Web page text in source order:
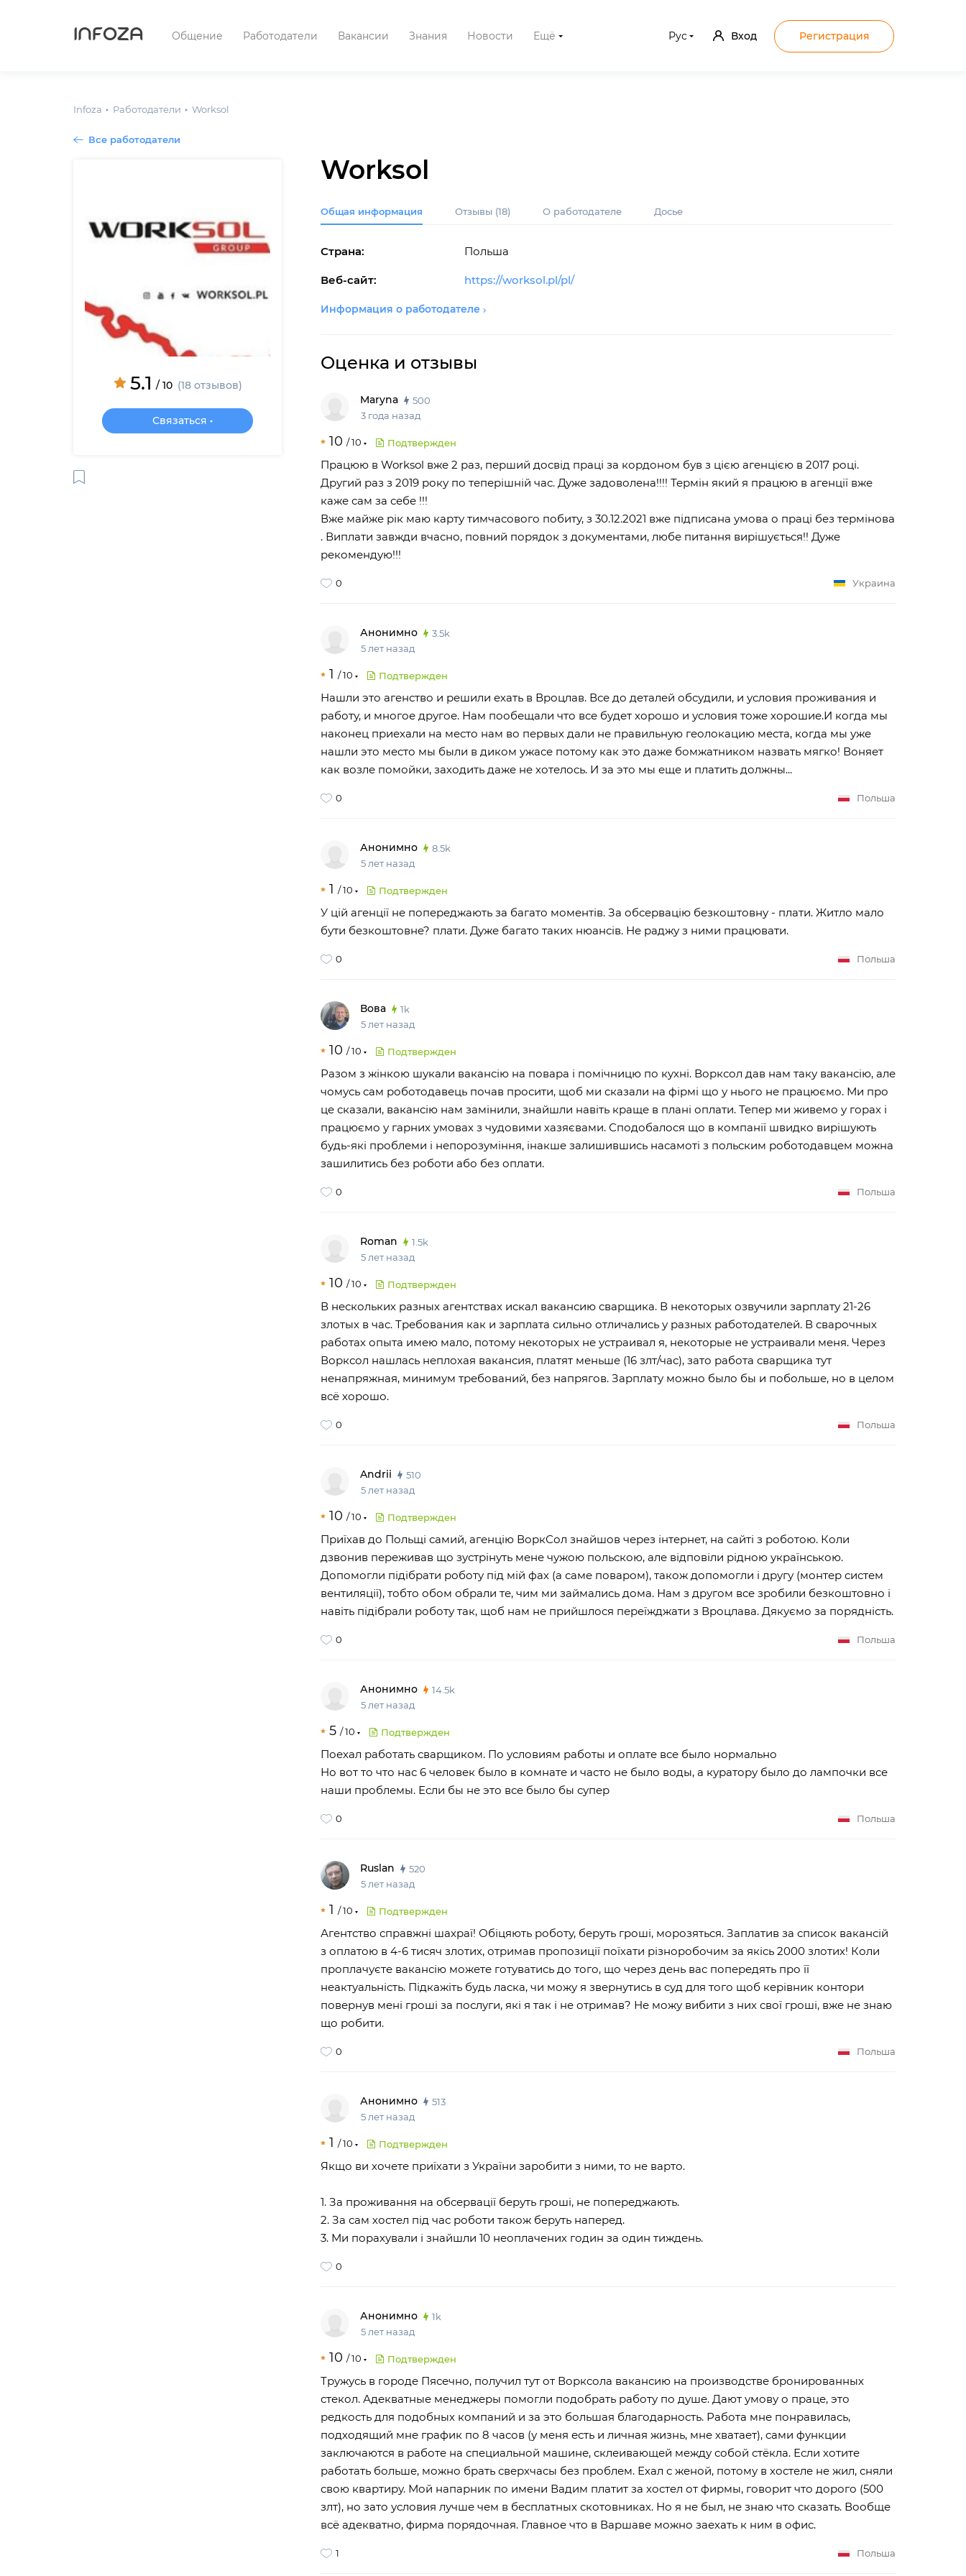
INFOZA Общение Работодатели Вакансии Знания Новости Ещё Рус Вход Регистрация
Infoza Работодатели Worksol
Все работодатели
5.1 / 10 (18 отзывов)
Связаться
Worksol
Общая информация Отзывы (18) О работодателе Досье
Страна: Польша
Веб-сайт: https://worksol.pl/pl/
Информация о работодателе
Оценка и отзывы
Maryna
500
3 года назад
10 /10 Подтвержден
Працюю в Worksol вже 2 раз, перший досвід праці за кордоном був з цією агенцією в 2017 році.
Другий раз з 2019 року по теперішній час. Дуже задоволена!!!! Термін який я працюю в агенції вже
каже сам за себе !!!
Вже майже рік маю карту тимчасового побиту, з 30.12.2021 вже підписана умова о праці без термінова
. Виплати завжди вчасно, повний порядок з документами, любе питання вирішується!! Дуже
рекомендую!!!
0 Украина
Анонимно
3.5k
5 лет назад
1 /10 Подтвержден
Нашли это агенство и решили ехать в Вроцлав. Все до деталей обсудили, и условия проживания и
работу, и многое другое. Нам пообещали что все будет хорошо и условия тоже хорошие.И когда мы
наконец приехали на место нам во первых дали не правильную геолокацию места, когда мы уже
нашли это место мы были в диком ужасе потому как это даже бомжатником назвать мягко! Воняет
как возле помойки, заходить даже не хотелось. И за это мы еще и платить должны...
0 Польша
Анонимно
8.5k
5 лет назад
1 /10 Подтвержден
У цій агенції не попереджають за багато моментів. За обсервацію безкоштовну - плати. Житло мало
бути безкоштовне? плати. Дуже багато таких нюансів. Не раджу з ними працювати.
0 Польша
Вова
1k
5 лет назад
10 /10 Подтвержден
Разом з жінкою шукали вакансію на повара і помічницю по кухні. Ворксол дав нам таку вакансію, але
чомусь сам роботодавець почав просити, щоб ми сказали на фірмі що у нього не працюємо. Ми про
це сказали, вакансію нам замінили, знайшли навіть краще в плані оплати. Тепер ми живемо у горах і
працюємо у гарних умовах з чудовими хазяєвами. Сподобалося що в компанії швидко вирішують
будь-які проблеми і непорозуміння, інакше залишившись насамоті з польским роботодавцем можна
зашилитись без роботи або без оплати.
0 Польша
Roman
1.5k
5 лет назад
10 /10 Подтвержден
В нескольких разных агентствах искал вакансию сварщика. В некоторых озвучили зарплату 21-26
злотых в час. Требования как и зарплата сильно отличались у разных работодателей. В сварочных
работах опыта имею мало, потому некоторых не устраивал я, некоторые не устраивали меня. Через
Ворксол нашлась неплохая вакансия, платят меньше (16 злт/час), зато работа сварщика тут
ненапряжная, минимум требований, без напрягов. Зарплату можно было бы и побольше, но в целом
всё хорошо.
0 Польша
Andrii
510
5 лет назад
10 /10 Подтвержден
Приїхав до Польщі самий, агенцію ВоркСол знайшов через інтернет, на сайті з роботою. Коли
дзвонив переживав що зустрінуть мене чужою польскою, але відповіли рідною українською.
Допомогли підібрати роботу під мій фах (а саме поваром), також допомогли і другу (монтер систем
вентиляції), тобто обом обрали те, чим ми займались дома. Нам з другом все зробили безкоштовно і
навіть підібрали роботу так, щоб нам не прийшлося переїжджати з Вроцлава. Дякуємо за порядність.
0 Польша
Анонимно
14.5k
5 лет назад
5 /10 Подтвержден
Поехал работать сварщиком. По условиям работы и оплате все было нормально
Но вот то что нас 6 человек было в комнате и часто не было воды, а куратору было до лампочки все
наши проблемы. Если бы не это все было бы супер
0 Польша
Ruslan
520
5 лет назад
1 /10 Подтвержден
Агентство справжні шахраї! Обіцяють роботу, беруть гроші, морозяться. Заплатив за список вакансій
з оплатою в 4-6 тисяч злотих, отримав пропозиції поїхати різноробочим за якісь 2000 злотих! Коли
проплачуєте вакансію можете готуватись до того, що через день вас попередять про її
неактуальність. Підкажіть будь ласка, чи можу я звернутись в суд для того щоб керівник контори
повернув мені гроші за послуги, які я так і не отримав? Не можу вибити з них свої гроші, вже не знаю
що робити.
0 Польша
Анонимно
513
5 лет назад
1 /10 Подтвержден
Якщо ви хочете приїхати з України заробити з ними, то не варто.
1. За проживання на обсервації беруть гроші, не попереджають.
2. За сам хостел під час роботи також беруть наперед.
3. Ми порахували і знайшли 10 неоплачених годин за один тиждень.
0
Анонимно
1k
5 лет назад
10 /10 Подтвержден
Тружусь в городе Пясечно, получил тут от Ворксола вакансию на производстве бронированных
стекол. Адекватные менеджеры помогли подобрать работу по душе. Дают умову о праце, это
редкость для подобных компаний и за это большая благодарность. Работа мне понравилась,
подходящий мне график по 8 часов (у меня есть и личная жизнь, мне хватает), сами функции
заключаются в работе на специальной машине, склеивающей между собой стёкла. Если хотите
работать больше, можно брать сверхчасы без проблем. Ехал с женой, потому в хостеле не жил, сняли
свою квартиру. Мой напарник по имени Вадим платит за хостел от фирмы, говорит что дорого (500
злт), но зато условия лучше чем в бесплатных скотовниках. Но я не был, не знаю что сказать. Вообще
всё адекватно, фирма порядочная. Главное что в Варшаве можно заехать к ним в офис.
1 Польша